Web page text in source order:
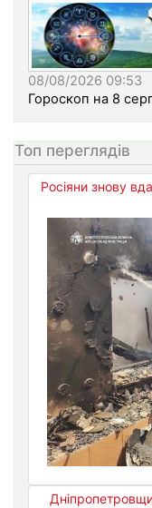
08/08/2026 09:53
Гороскоп на 8
Топ переглядів
Росіяни знову